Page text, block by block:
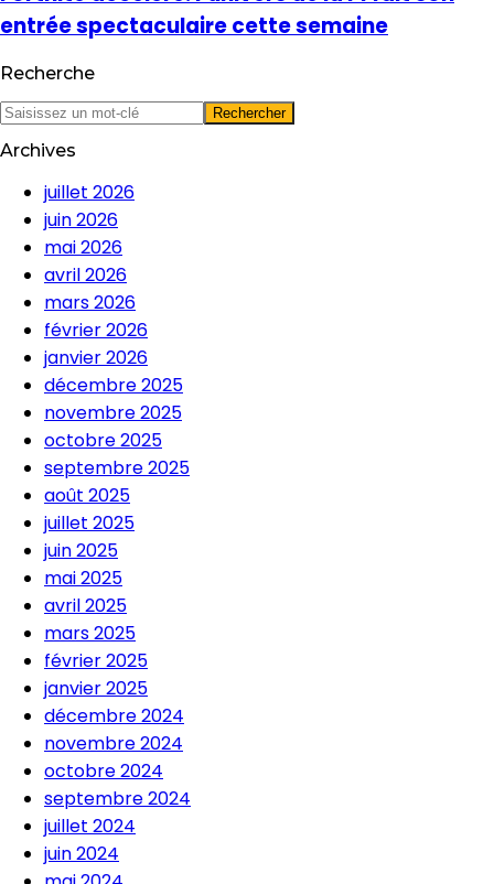
entrée spectaculaire cette semaine
Recherche
Archives
juillet 2026
juin 2026
mai 2026
avril 2026
mars 2026
février 2026
janvier 2026
décembre 2025
novembre 2025
octobre 2025
septembre 2025
août 2025
juillet 2025
juin 2025
mai 2025
avril 2025
mars 2025
février 2025
janvier 2025
décembre 2024
novembre 2024
octobre 2024
septembre 2024
juillet 2024
juin 2024